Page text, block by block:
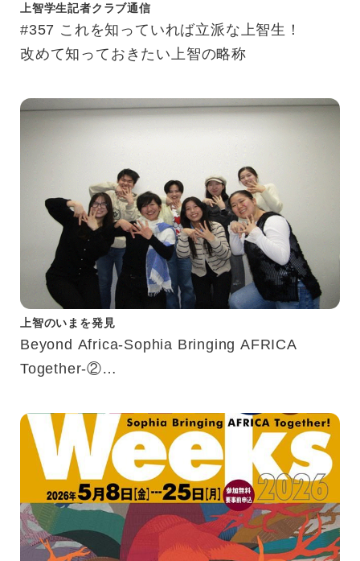
上智学生記者クラブ通信
#357 これを知っていれば立派な上智生！
改めて知っておきたい上智の略称
上智のいまを発見
Beyond Africa-Sophia Bringing AFRICA
Together-②
インタビュー